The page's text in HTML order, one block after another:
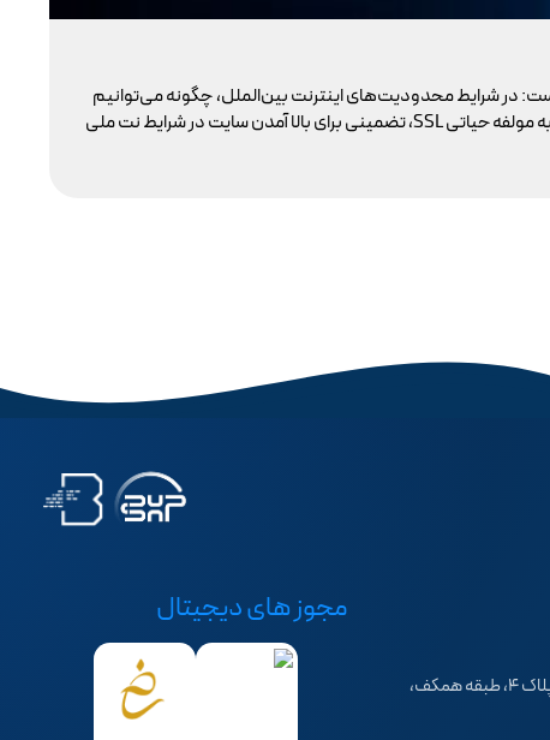
در شرایط محدودیت‌های اینترنت بین‌الملل، چگونه می‌توانیم
پایداری دسترسی کاربران داخلی به سایت خود را تضمین کنیم؟ بسیاری گمان می‌کنند تنها دامنه .ir کافی است، اما حقیقت این است که بدون توجه به مولفه حیاتی SSL، تضمینی برای بالا آمدن سایت در شرایط نت ملی
تهران، سهروردی شمالی، خیابان خرمشهر، کوچه فرهاد، پلاک ۴، طبقه همکف،
مجوز های دیجیتال